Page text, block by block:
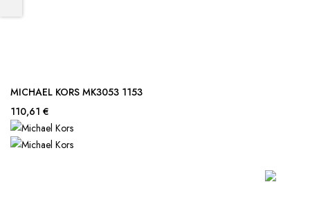
MICHAEL KORS MK3053 1153
110,61 €